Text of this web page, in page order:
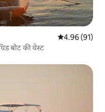
औसत रेटिंग 5 में
4.96 (91)
बोट की वेस्ट